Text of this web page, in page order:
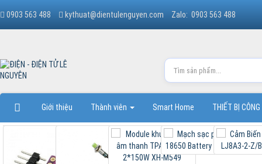
0903 563 488 kythuat@dientulenguyen.com Zalo: 0903 563 488
Giới thiệu Thành viên Smart Home THIẾT BỊ